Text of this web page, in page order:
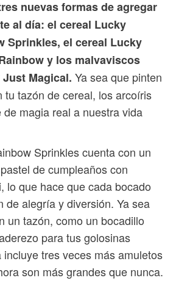
nuevas formas de agregar
al día: el cereal Lucky
Sprinkles, el cereal Lucky
y los malvaviscos
Magical. Ya sea que pinten
tu tazón de cereal, los arcoíris
magia real a nuestra vida
Sprinkles cuenta con un
de cumpleaños con
lo que hace que cada bocado
de alegría y diversión. Ya sea
un tazón, como un bocadillo
para tus golosinas
tres veces más amuletos
son más grandes que nunca.